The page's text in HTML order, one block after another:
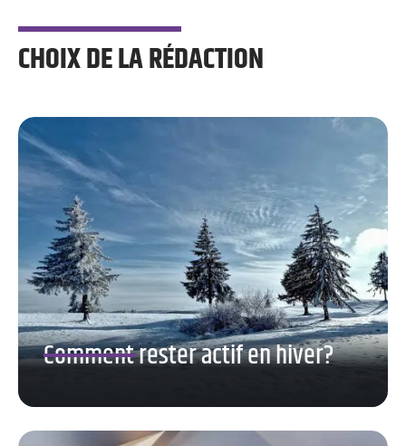
CHOIX DE LA RÉDACTION
Comment rester actif en hiver?